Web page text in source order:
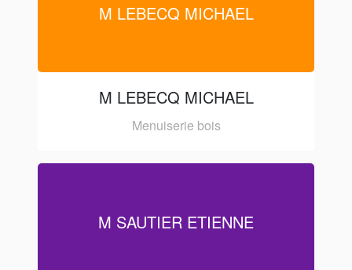
M LEBECQ MICHAEL
M LEBECQ MICHAEL
Menuiserie bois
M SAUTIER ETIENNE